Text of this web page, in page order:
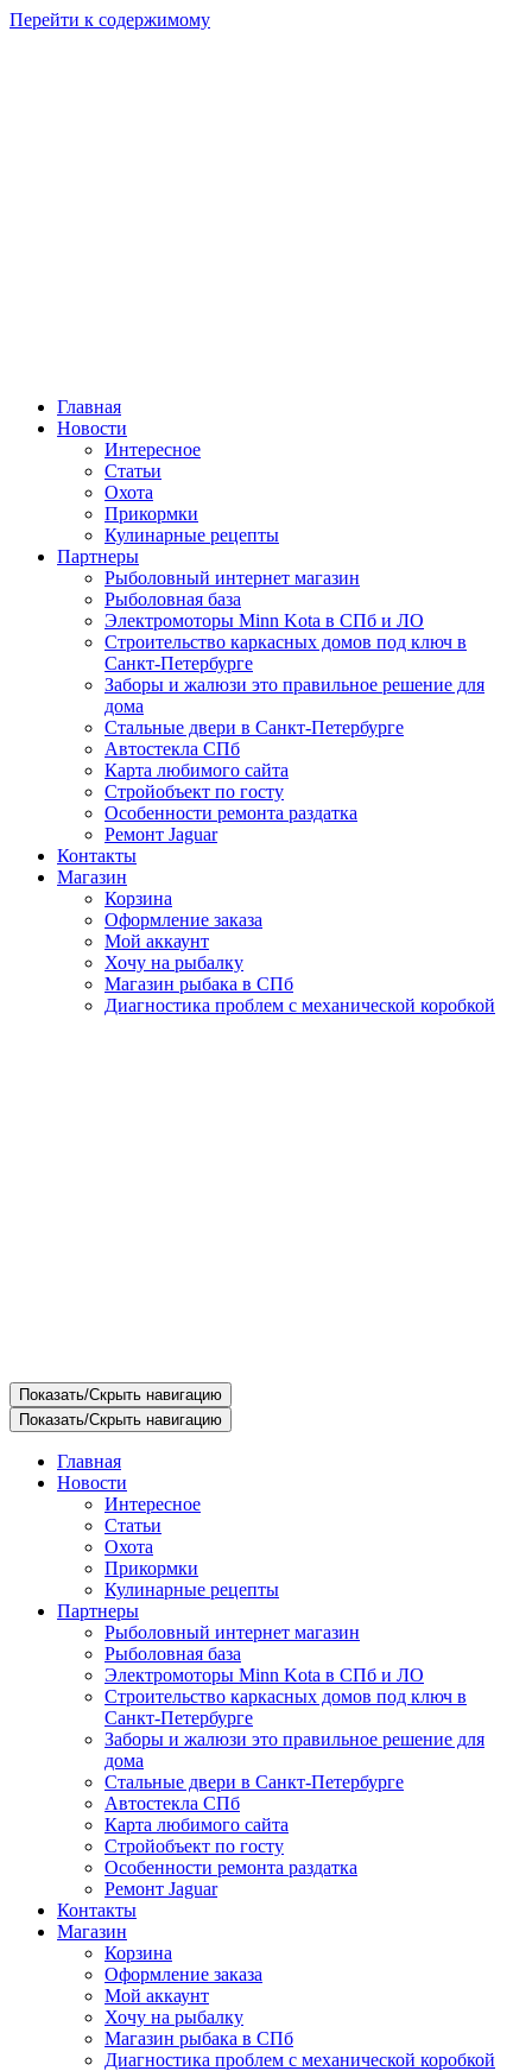
Перейти к содержимому
Главная
Новости
Интересное
Статьи
Охота
Прикормки
Кулинарные рецепты
Партнеры
Рыболовный интернет магазин
Рыболовная база
Электромоторы Minn Kota в СПб и ЛО
Строительство каркасных домов под ключ в
Санкт-Петербурге
Заборы и жалюзи это правильное решение для
дома
Стальные двери в Санкт-Петербурге
Автостекла СПб
Карта любимого сайта
Стройобъект по госту
Особенности ремонта раздатка
Ремонт Jaguar
Контакты
Магазин
Корзина
Оформление заказа
Мой аккаунт
Хочу на рыбалку
Магазин рыбака в СПб
Диагностика проблем с механической коробкой
Показать/Скрыть навигацию
Показать/Скрыть навигацию
Главная
Новости
Интересное
Статьи
Охота
Прикормки
Кулинарные рецепты
Партнеры
Рыболовный интернет магазин
Рыболовная база
Электромоторы Minn Kota в СПб и ЛО
Строительство каркасных домов под ключ в
Санкт-Петербурге
Заборы и жалюзи это правильное решение для
дома
Стальные двери в Санкт-Петербурге
Автостекла СПб
Карта любимого сайта
Стройобъект по госту
Особенности ремонта раздатка
Ремонт Jaguar
Контакты
Магазин
Корзина
Оформление заказа
Мой аккаунт
Хочу на рыбалку
Магазин рыбака в СПб
Диагностика проблем с механической коробкой